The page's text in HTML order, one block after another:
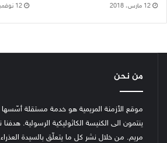
12 مارس، 2018 12 نوفمبر، 2019
من نحن
موقع الأزمنة المريمية هو خدمة مستقلة أسّسها
ينتمون الى الكنيسة الكاثوليكية الرسولية.
مريم. من خلال نشر كل ما يتعلّق بالسيدة